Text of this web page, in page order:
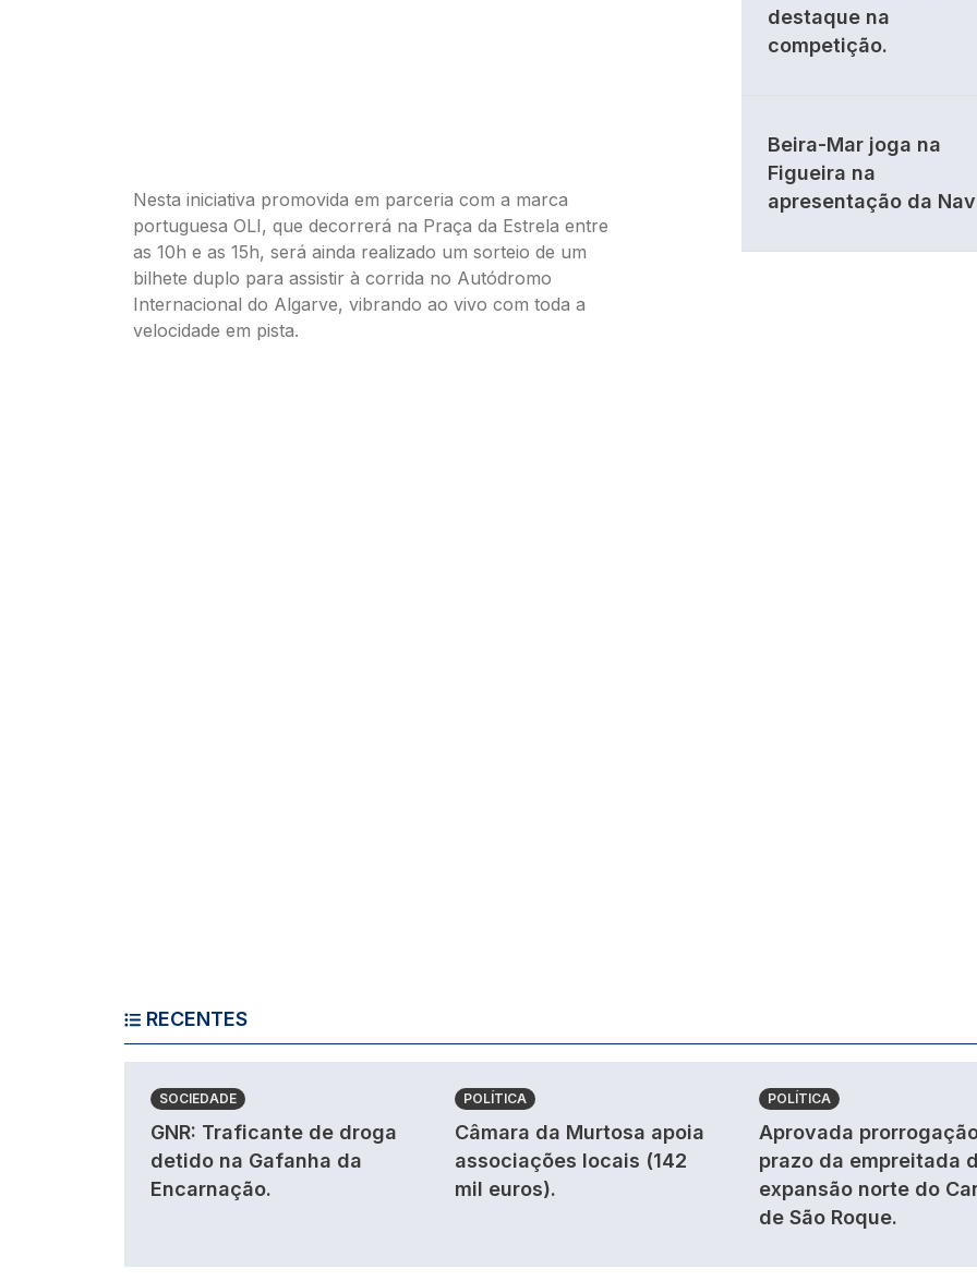
Nesta iniciativa promovida em parceria com a marca
portuguesa OLI, que decorrerá na Praça da Estrela entre
as 10h e as 15h, será ainda realizado um sorteio de um
bilhete duplo para assistir à corrida no Autódromo
Internacional do Algarve, vibrando ao vivo com toda a
velocidade em pista.
destaque na
competição.
Beira-Mar joga na
Figueira na
apresentação da
RECENTES
SOCIEDADE
GNR: Traficante de droga
detido na Gafanha da
Encarnação.
POLÍTICA
Câmara da Murtosa apoia
associações locais (142
mil euros).
POLÍTICA
Aprovada
prazo da empreitada
expansão norte do
de São Roque.